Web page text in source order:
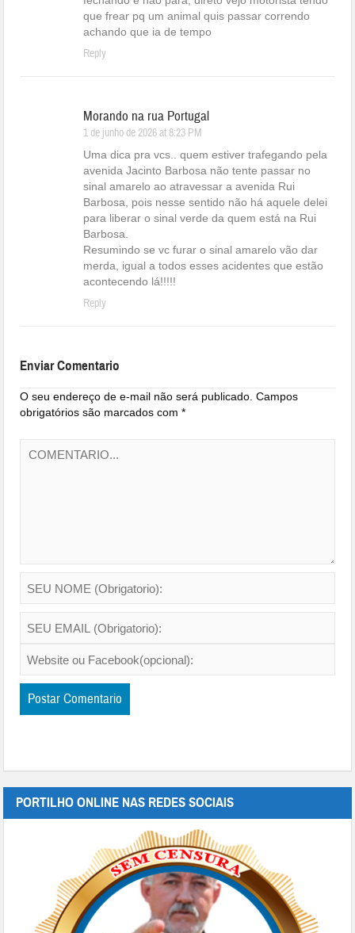
que frear pq um animal quis passar correndo
achando que ia de tempo
Reply
Morando na rua Portugal
1 de junho de 2026 at 8:23 PM
Uma dica pra vcs.. quem estiver trafegando pela
avenida Jacinto Barbosa não tente passar no
sinal amarelo ao atravessar a avenida Rui
Barbosa, pois nesse sentido não há aquele delei
para liberar o sinal verde da quem está na Rui
Barbosa.
Resumindo se vc furar o sinal amarelo vão dar
merda, igual a todos esses acidentes que estão
acontecendo lá!!!!!
Reply
Enviar Comentario
O seu endereço de e-mail não será publicado. Campos
obrigatórios são marcados com*
PORTILHO ONLINE NAS REDES SOCIAIS